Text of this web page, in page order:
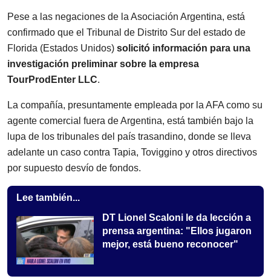
Pese a las negaciones de la Asociación Argentina, está
confirmado que el Tribunal de Distrito Sur del estado de
Florida (Estados Unidos) solicitó información para una
investigación preliminar sobre la empresa
TourProdEnter LLC.
La compañía, presuntamente empleada por la AFA como su
agente comercial fuera de Argentina, está también bajo la
lupa de los tribunales del país trasandino, donde se lleva
adelante un caso contra Tapia, Toviggino y otros directivos
por supuesto desvío de fondos.
Lee también...
DT Lionel Scaloni le da lección a
prensa argentina: "Ellos jugaron
mejor, está bueno reconocer"